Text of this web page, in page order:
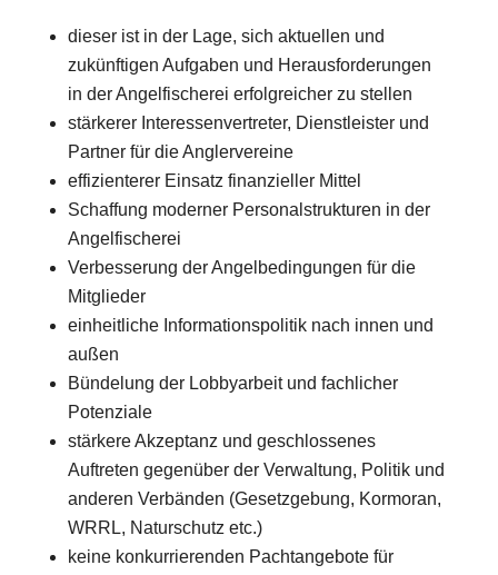
dieser ist in der Lage, sich aktuellen und
zukünftigen Aufgaben und Herausforderungen
in der Angelfischerei erfolgreicher zu stellen
stärkerer Interessenvertreter, Dienstleister und
Partner für die Anglervereine
effizienterer Einsatz finanzieller Mittel
Schaffung moderner Personalstrukturen in der
Angelfischerei
Verbesserung der Angelbedingungen für die
Mitglieder
einheitliche Informationspolitik nach innen und
außen
Bündelung der Lobbyarbeit und fachlicher
Potenziale
stärkere Akzeptanz und geschlossenes
Auftreten gegenüber der Verwaltung, Politik und
anderen Verbänden (Gesetzgebung, Kormoran,
WRRL, Naturschutz etc.)
keine konkurrierenden Pachtangebote für